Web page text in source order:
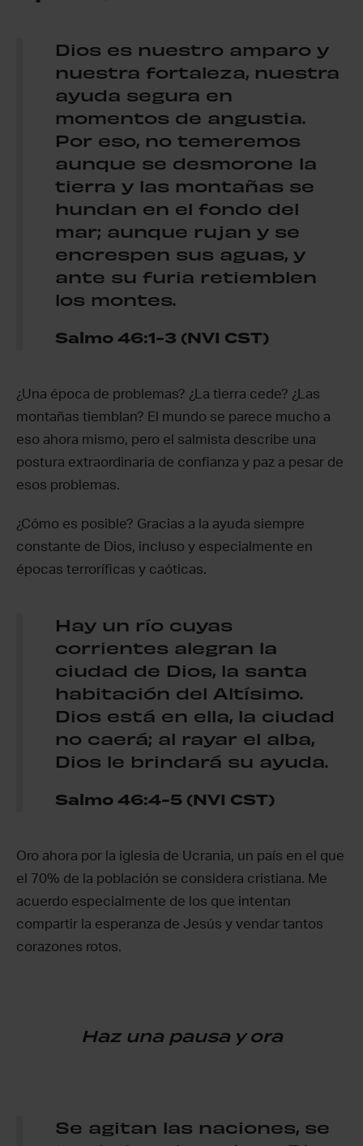
Dios es nuestro amparo y
nuestra fortaleza, nuestra
ayuda segura en
momentos de angustia.
Por eso, no temeremos
aunque se desmorone la
tierra y las montañas se
hundan en el fondo del
mar; aunque rujan y se
encrespen sus aguas, y
ante su furia retiemblen
los montes.
Salmo 46:1-3 (NVI CST)
¿Una época de problemas? ¿La tierra cede? ¿Las
montañas tiemblan? El mundo se parece mucho a
eso ahora mismo, pero el salmista describe una
postura extraordinaria de confianza y paz a pesar de
esos problemas.
¿Cómo es posible? Gracias a la ayuda siempre
constante de Dios, incluso y especialmente en
épocas terroríficas y caóticas.
Hay un río cuyas
corrientes alegran la
ciudad de Dios, la santa
habitación del Altísimo.
Dios está en ella, la ciudad
no caerá; al rayar el alba,
Dios le brindará su ayuda.
Salmo 46:4-5 (NVI CST)
Oro ahora por la iglesia de Ucrania, un país en el que
el 70% de la población se considera cristiana. Me
acuerdo especialmente de los que intentan
compartir la esperanza de Jesús y vendar tantos
corazones rotos.
Haz una pausa y ora
Se agitan las naciones, se